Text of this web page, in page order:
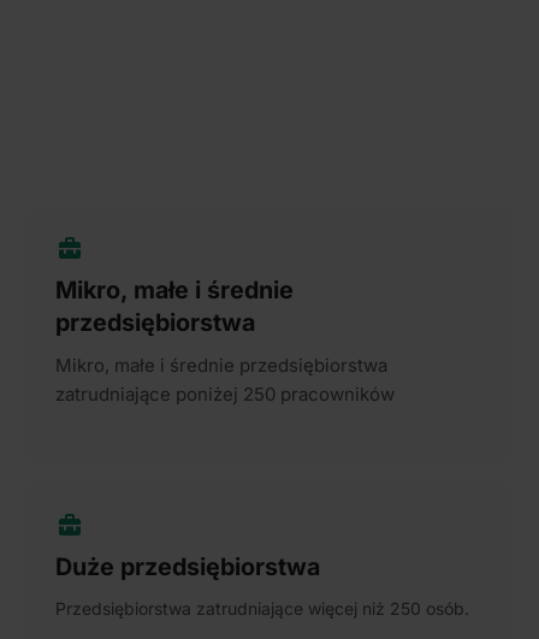
Mikro, małe i średnie
przedsiębiorstwa
Mikro, małe i średnie przedsiębiorstwa
zatrudniające poniżej 250 pracowników
Duże przedsiębiorstwa
Przedsiębiorstwa zatrudniające więcej niż 250 osób.